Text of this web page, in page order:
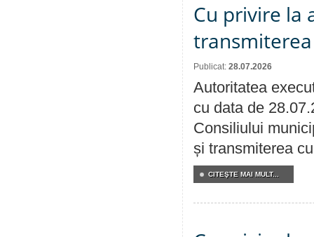
Cu privire la
Publicat: 28.07.2026
Autoritatea
cu data de
Consiliului
și transmiterea
CITEŞTE MAI MULT...